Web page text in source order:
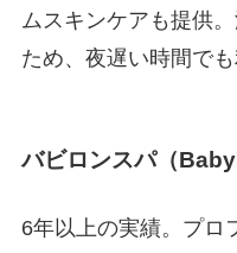
ムスキンケアも提供
ため、夜遅い時間でも
バビロンスパ（
6年以上の実績。プロ